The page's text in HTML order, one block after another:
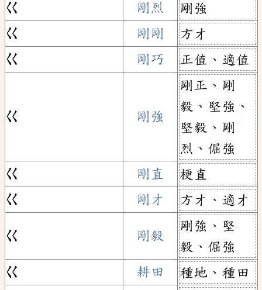
ㄍ
剛烈
剛強
ㄍ
剛剛
方才
ㄍ
剛巧 正值、適值
ㄍ 剛強
剛正、剛
毅、堅強、
堅毅、剛
烈、倔強
ㄍ
剛直
梗直
ㄍ
剛才 方才、適才
ㄍ 剛毅
剛強、堅
毅、倔強
ㄍ
耕田
種地、種田